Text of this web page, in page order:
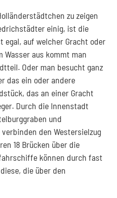
zu zeigen
einig, ist die
egal, auf welcher Gracht oder
Wasser aus kommt man
Oder man besucht ganz
das ein oder andere
das an einer Gracht
Durch die Innenstadt
und
den Westersielzug
18 Brücken über die
können durch fast
die über den